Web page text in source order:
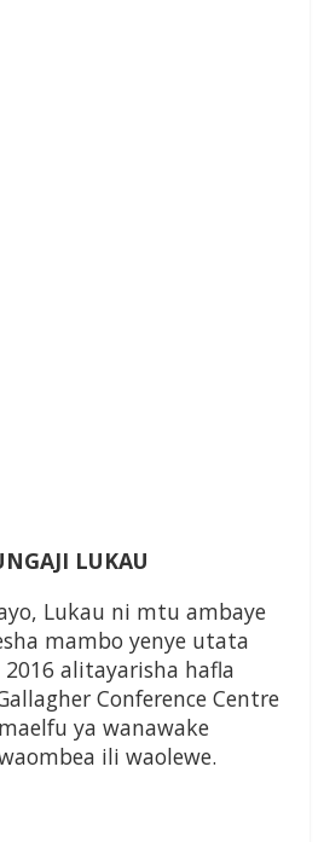
LUKAU
Lukau ni mtu ambaye
mambo yenye utata
alitayarisha hafla
Conference Centre
ya wanawake
ili waolewe.